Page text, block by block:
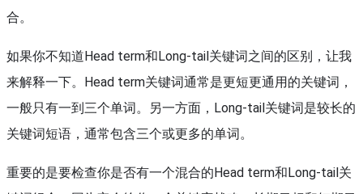
合。
如果你不知道Head term和Long-tail关键词之间的区别，让我
来解释一下。Head term关键词通常是更短更通用的关键词，
一般只有一到三个单词。另一方面，Long-tail关键词是较长的
关键词短语，通常包含三个或更多的单词。
重要的是要检查你是否有一个混合的Head term和Long-tail关